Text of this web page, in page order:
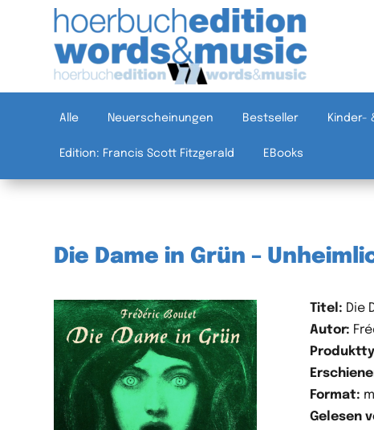
Alle Neuerscheinungen Bestseller Kinder-
Edition: Francis Scott Fitzgerald EBooks
Die Dame in Grün –
Titel: Die
Autor:
Format:
Gelesen